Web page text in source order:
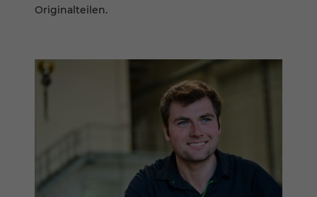
Originalteilen.